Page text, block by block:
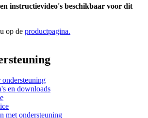
instructievideo's beschikbaar voor dit
op de productpagina.
ondersteuning
en downloads
met ondersteuning